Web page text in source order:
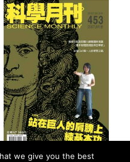
we give you the best